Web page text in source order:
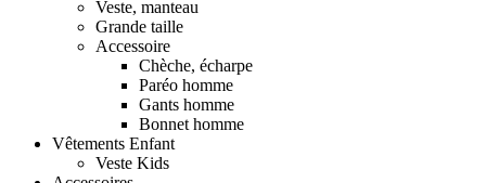
Veste, manteau
Grande taille
Accessoire
Chèche, écharpe
Paréo homme
Gants homme
Bonnet homme
Vêtements Enfant
Veste Kids